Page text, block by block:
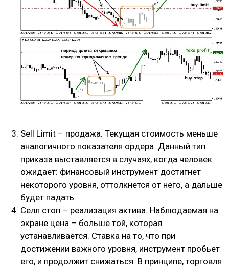
Sell Limit – продажа. Текущая стоимость меньше
аналогичного показателя ордера. Данный тип
приказа выставляется в случаях, когда человек
ожидает: финансовый инструмент достигнет
некоторого уровня, оттолкнется от него, а дальше
будет падать.
Селл стоп – реализация актива. Наблюдаемая на
экране цена – больше той, которая
устанавливается. Ставка на то, что при
достижении важного уровня, инструмент пробьет
его, и продолжит снижаться. В принципе, торговля